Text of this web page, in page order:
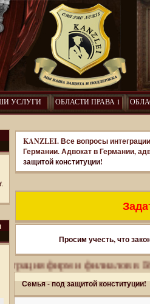
УСЛУГИ ОБЛАСТИ ПРАВА 1
KANZLEI. Все вопросы
Германии. Адвокат в Германии,
защитой конституции!
Просим учесть, что
фирм и филиалов в
Семья - под защитой конституции!